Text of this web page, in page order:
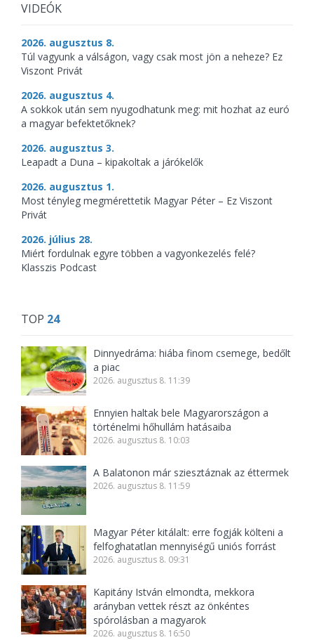
VIDEÓK
2026. augusztus 8.
Túl vagyunk a válságon, vagy csak most jön a neheze? Ez
Viszont Privát
2026. augusztus 4.
A sokkok után sem nyugodhatunk meg: mit hozhat az euró
a magyar befektetőknek?
2026. augusztus 3.
Leapadt a Duna – kipakoltak a járókelők
2026. augusztus 1.
Most tényleg megmérettetik Magyar Péter – Ez Viszont
Privát
2026. július 28.
Miért fordulnak egyre többen a vagyonkezelés felé?
Klasszis Podcast
TOP 24
Dinnyedráma: hiába finom csemege, bedőlt
a piac
2026. augusztus 8. 11:39
Ennyien haltak bele Magyarországon a
történelmi hőhullám hatásaiba
2026. augusztus 8. 10:03
A Balatonon már sziesztáznak az éttermek
2026. augusztus 8. 11:59
Magyar Péter kitálalt: erre fogják költeni a
felfoghatatlan mennyiségű uniós forrást
2026. augusztus 8. 09:31
Kapitány István elmondta, mekkora
arányban vettek részt az önkéntes
spórolásban a magyarok
2026. augusztus 8. 16:50